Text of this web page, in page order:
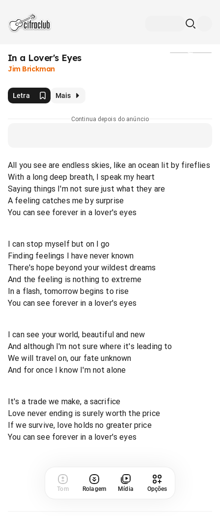
In a Lover's Eyes
Jim Brickman
Letra Mais
Continua depois do anúncio
All you see are endless skies, like an ocean lit by fireflies
With a long deep breath, I speak my heart
Saying things I'm not sure just what they are
A feeling catches me by surprise
You can see forever in a lover's eyes
I can stop myself but on I go
Finding feelings I have never known
There's hope beyond your wildest dreams
And the feeling is nothing to extreme
In a flash, tomorrow begins to rise
You can see forever in a lover's eyes
I can see your world, beautiful and new
And although I'm not sure where it's leading to
We will travel on, our fate unknown
And for once I know I'm not alone
It's a trade we make, a sacrifice
Love never ending is surely worth the price
If we survive, love holds no greater price
You can see forever in a lover's eyes
Tom Rolagem Mídia Opções